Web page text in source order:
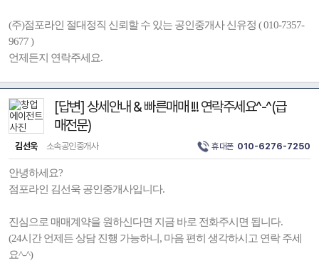
(주)점포라인 절대정직 신뢰할 수 있는 공인중개사 신유정 ( 010-7357-
9677 )
언제든지 연락주세요.
[답변] 상세안내 & 빠른매매 !!! 연락주세요^-^(급
매전문)
김선욱 소속공인중개사 휴대폰 010-6276-7250
안녕하세요?
점포라인 김선욱 공인중개사입니다.
진심으로 매매계약을 원하신다면 지금 바로 전화주시면 됩니다.
(24시간 언제든 상담 진행 가능하니, 마음 편히 생각하시고 연락 주세
요^-^)